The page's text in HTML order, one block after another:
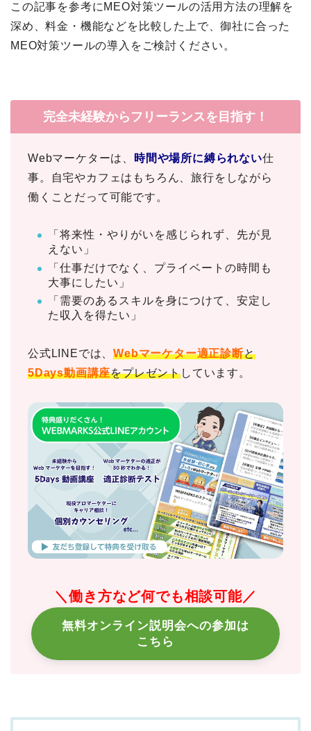
この記事を参考にMEO対策ツールの活用方法の理解を
深め、料金・機能などを比較した上で、御社に合った
MEO対策ツールの導入をご検討ください。
完全未経験からフリーランスを目指す！
Webマーケターは、 時間や場所に縛られない仕
事。自宅やカフェはもちろん、旅行をしながら
働くことだって可能です。
「将来性・やりがいを感じられず、先が見
えない」
「仕事だけでなく、プライベートの時間も
大事にしたい」
「需要のあるスキルを身につけて、安定し
た収入を得たい」
公式LINEでは、Webマーケター適正診断と
5Days動画講座をプレゼントしています。
＼働き方など何でも相談可能／
無料オンライン説明会への参加は
こちら